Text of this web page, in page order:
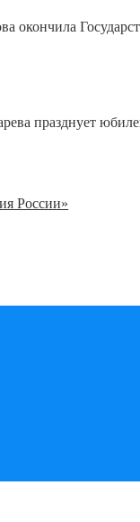
окончила
празднует
России»